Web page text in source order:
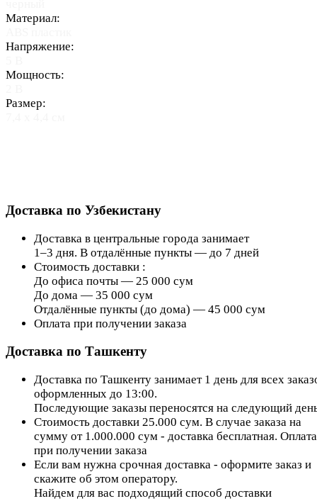
Материал:
Напряжение:
Мощность:
Размер:
Доставка по Узбекистану
Доставка в центральные города занимает
1–3 дня. В отдалённые пункты — до 7 дней
Стоимость доставки :
До офиса почты — 25 000 сум
До дома — 35 000 сум
Отдалённые пункты (до дома) — 45 000 сум
Оплата при получении заказа
Доставка по Ташкенту
Доставка по Ташкенту занимает 1 день для всех
оформленных до 13:00.
Последующие заказы переносятся на следующий
Стоимость доставки 25.000 сум. В случае заказа на
сумму от 1.000.000 сум - доставка бесплатная. Оплата
при получении заказа
Если вам нужна срочная доставка - оформите заказ и
скажите об этом оператору.
Найдем для вас подходящий способ доставки